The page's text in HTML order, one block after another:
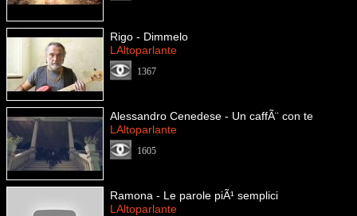
Rigo - Dimmelo
LAltoparlante
1367
Alessandro Cenedese - Un caffÃ¨ con te
LAltoparlante
1605
Ramona - Le parole piÃ¹ semplici
LAltoparlante